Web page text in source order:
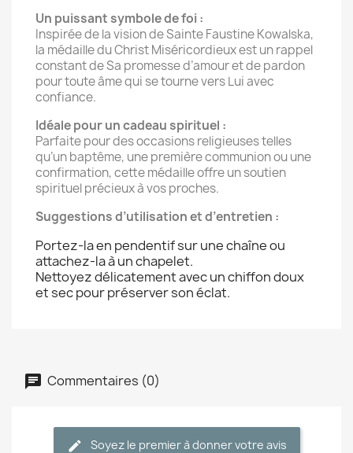
Un puissant symbole de foi :
Inspirée de la vision de Sainte Faustine Kowalska,
la médaille du Christ Miséricordieux est un rappel
constant de Sa promesse d’amour et de pardon
pour toute âme qui se tourne vers Lui avec
confiance.
Idéale pour un cadeau spirituel :
Parfaite pour des occasions religieuses telles
qu’un baptême, une première communion ou une
confirmation, cette médaille offre un soutien
spirituel précieux à vos proches.
Suggestions d’utilisation et d’entretien :
Portez-la en pendentif sur une chaîne ou
attachez-la à un chapelet.
Nettoyez délicatement avec un chiffon doux
et sec pour préserver son éclat.
Commentaires (0)
Soyez le premier à donner votre avis